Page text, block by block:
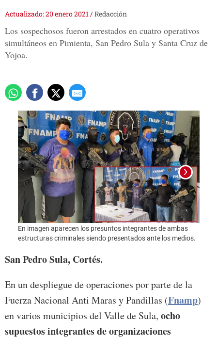
Actualizado: 20 enero 2021/Redacción
Los sospechosos fueron arrestados en cuatro operativos
simultáneos en Pimienta, San Pedro Sula y Santa Cruz de
Yojoa.
En imagen aparecen los presuntos integrantes de ambas
estructuras criminales siendo presentados ante los medios.
San Pedro Sula, Cortés.
En un despliegue de operaciones por parte de la
Fuerza Nacional Anti Maras y Pandillas (Fnamp)
en varios municipios del Valle de Sula, ocho
supuestos integrantes de organizaciones